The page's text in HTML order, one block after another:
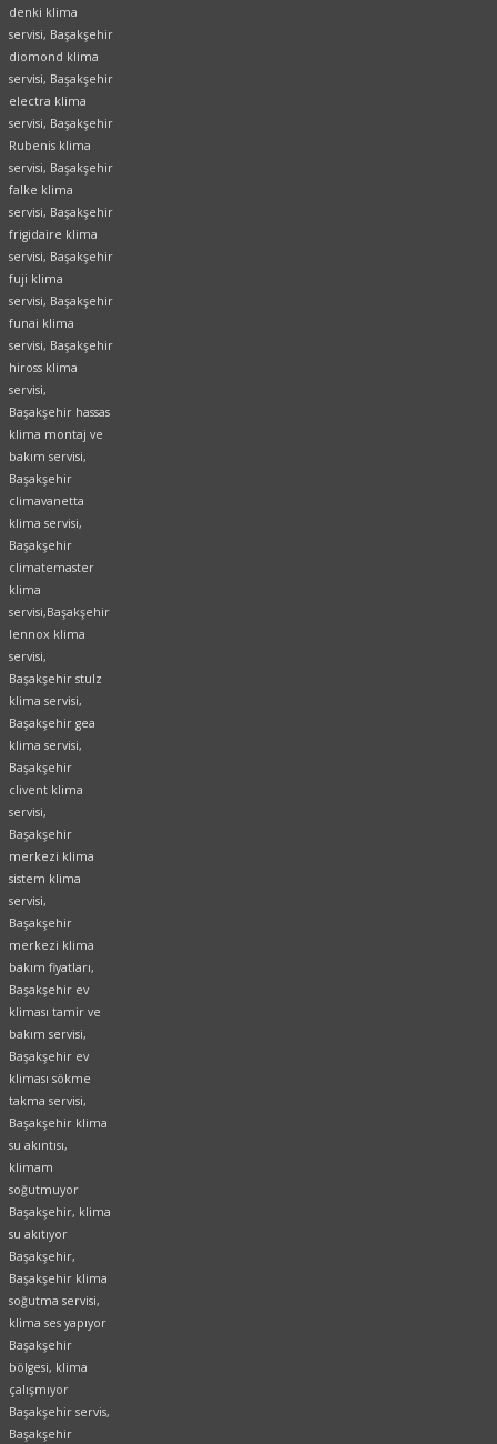
denki klima
servisi, Başakşehir
diomond klima
servisi, Başakşehir
electra klima
servisi, Başakşehir
Rubenis klima
servisi, Başakşehir
falke klima
servisi, Başakşehir
frigidaire klima
servisi, Başakşehir
fuji klima
servisi, Başakşehir
funai klima
servisi, Başakşehir
hiross klima
servisi,
Başakşehir hassas
klima montaj ve
bakım servisi,
Başakşehir
climavanetta
klima servisi,
Başakşehir
climatemaster
klima
servisi,Başakşehir
lennox klima
servisi,
Başakşehir stulz
klima servisi,
Başakşehir gea
klima servisi,
Başakşehir
clivent klima
servisi,
Başakşehir
merkezi klima
sistem klima
servisi,
Başakşehir
merkezi klima
bakım fiyatları,
Başakşehir ev
kliması tamir ve
bakım servisi,
Başakşehir ev
kliması sökme
takma servisi,
Başakşehir klima
su akıntısı,
klimam
soğutmuyor
Başakşehir, klima
su akıtıyor
Başakşehir,
Başakşehir klima
soğutma servisi,
klima ses yapıyor
Başakşehir
bölgesi, klima
çalışmıyor
Başakşehir servis,
Başakşehir